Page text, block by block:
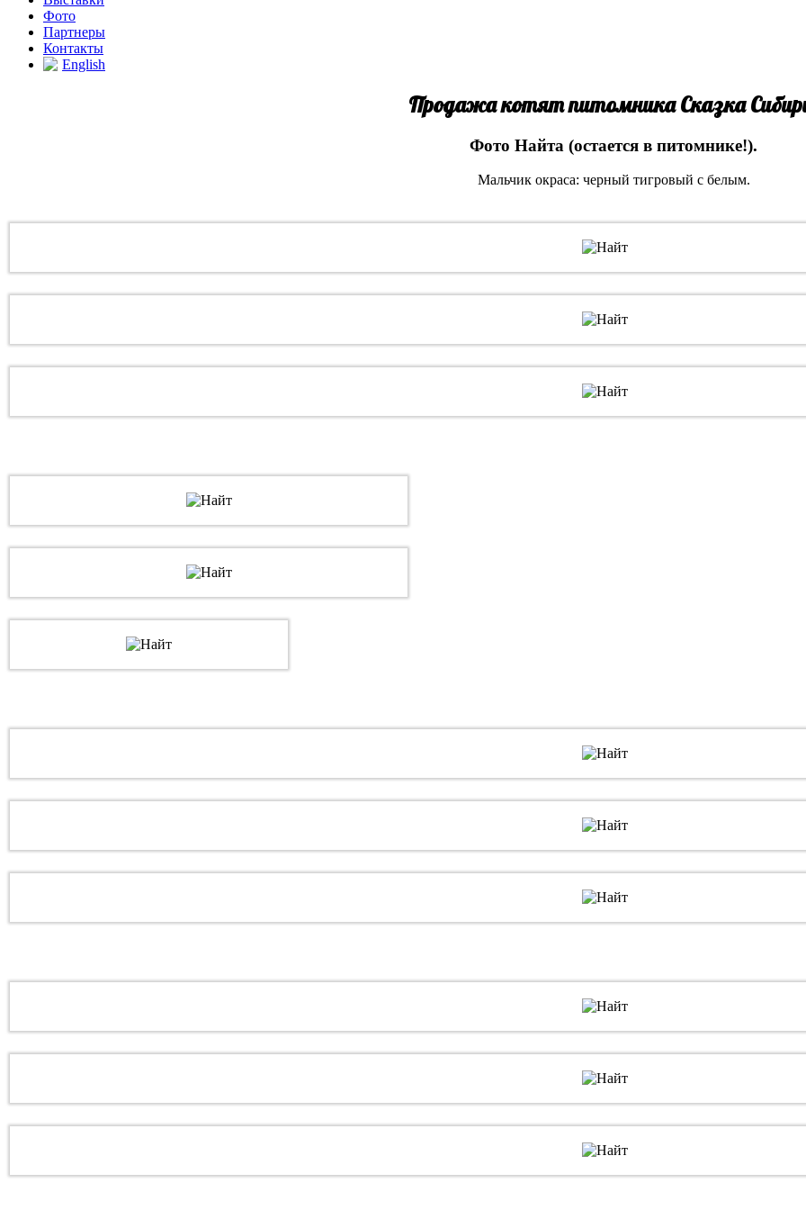
Фото
Партнеры
Контакты
English
Продажа котят питомника Сказка
Фото Найта (остается в питомнике!).
Мальчик окраса: черный тигровый с белым.